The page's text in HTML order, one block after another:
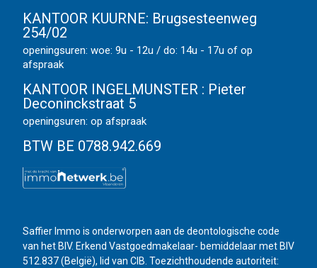
KANTOOR KUURNE: Brugsesteenweg
254/02
openingsuren: woe: 9u - 12u / do: 14u - 17u of op
afspraak
KANTOOR INGELMUNSTER : Pieter
Deconinckstraat 5
openingsuren: op afspraak
BTW BE 0788.942.669
Saffier Immo is onderworpen aan de deontologische code
van het BIV. Erkend Vastgoedmakelaar- bemiddelaar met BIV
512.837 (België), lid van CIB. Toezichthoudende autoriteit: